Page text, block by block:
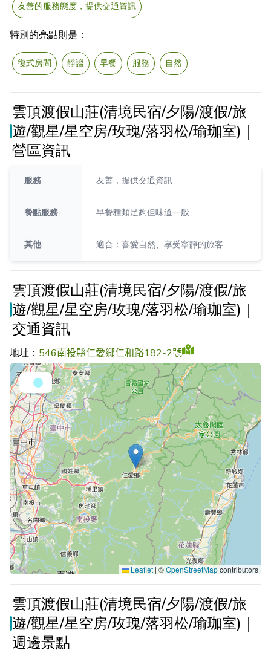
友善的服務態度，提供交通資訊
特別的亮點則是：
復式房間 靜謐 早餐 服務 自然
雲頂渡假山莊(清境民宿/夕陽/渡假/旅
遊/觀星/星空房/玫瑰/落羽松/瑜珈室)｜
營區資訊
服務 友善，提供交通資訊
餐點服務 早餐種類足夠但味道一般
其他 適合：喜愛自然、享受寧靜的旅客
雲頂渡假山莊(清境民宿/夕陽/渡假/旅
遊/觀星/星空房/玫瑰/落羽松/瑜珈室)｜
交通資訊
地址： 546南投縣仁愛鄉仁和路182-2號
Leaflet | ©OpenStreetMapcontributors
雲頂渡假山莊(清境民宿/夕陽/渡假/旅
遊/觀星/星空房/玫瑰/落羽松/瑜珈室)｜
週邊景點